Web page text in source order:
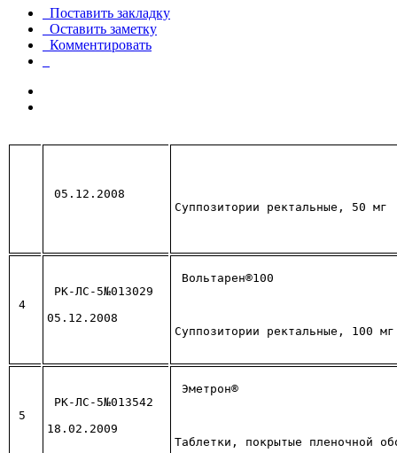
Поставить закладку
Оставить заметку
Комментировать
05.12.2008
Суппозитории ректальные, 50 мг
4
РК-ЛС-5№013029
05.12.2008
Вольтарен®100
Суппозитории ректальные, 100
5
РК-ЛС-5№013542
18.02.2009
Эметрон®
Таблетки, покрытые пленочной